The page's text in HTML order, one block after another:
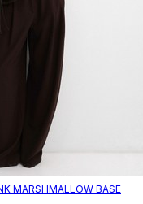
MARSHMALLOW BASE